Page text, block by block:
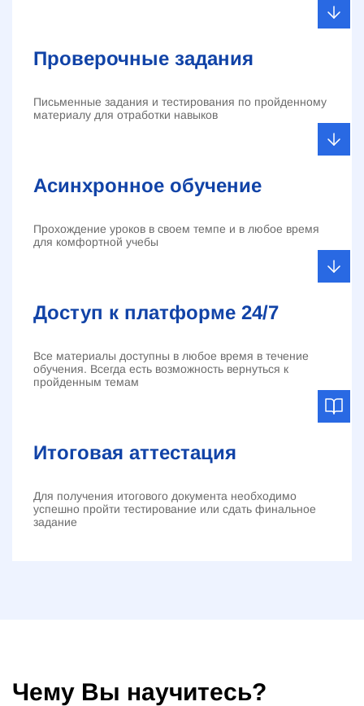
Проверочные задания
Письменные задания и тестирования по пройденному
материалу для отработки навыков
Асинхронное обучение
Прохождение уроков в своем темпе и в любое время
для комфортной учебы
Доступ к платформе 24/7
Все материалы доступны в любое время в течение
обучения. Всегда есть возможность вернуться к
пройденным темам
Итоговая аттестация
Для получения итогового документа необходимо
успешно пройти тестирование или сдать финальное
задание
Чему Вы научитесь?